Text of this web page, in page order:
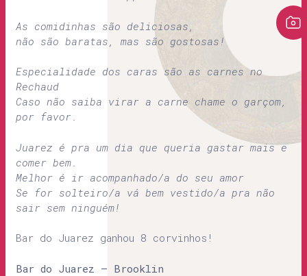
As comidinhas são deliciosas,
não são baratas, mas são gostosas!
Especialidade dos caras são as carnes no
Rechaud
Caso não saiba virar a carne chame o garçom,
por favor.
Juarez é pra um dia que queria gastar mais e
comer bem.
Melhor é ir acompanhado/a do seu amor
Se for solteiro/a vá bem vestido/a pra não
sair sem ninguém!
Bar do Juarez ganhou 8 corvinhos!
Bar do Juarez – Brooklin